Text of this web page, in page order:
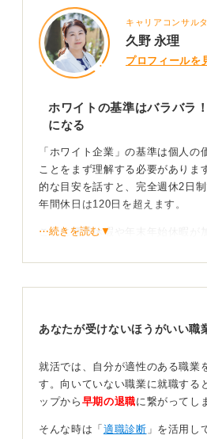
キャリアコンサル
久野 永理
プロフィールを
ホワイトの基準はバラバラ
になる
「ホワイト企業」の基準は個人の
ことをまず理解する必要がありま
的な目安を話すと、完全週休2日
年間休日は120日を超えます。
これに夏季休暇や年末年始休暇が
ますが、現在は有給休暇の5日間
休日数だけで決めない！ 総合
う
しかし、休日数が多くても休日出
業もあります。逆に休日数が少な
得しやすく、やりがいのある仕事
場合もあります。
⋯続きを読む▼
あなたが受けないほうがいい職
就活では、自分が適性のある職業
す。向いていない職業に就職する
ップから 早期の退職に繋がってし
そんな時は「 適職診断 」を活用し